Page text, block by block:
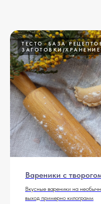
ТЕСТО
БАЗА
ЗАГОТОВКИ/ХРАНЕНИЕ
Вареники с
Вкусные вареники на
выход примерно килограмм